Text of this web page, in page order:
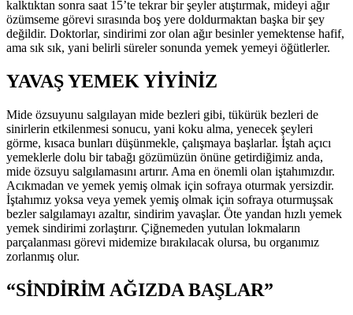
kalktıktan sonra saat 15’te tekrar bir şeyler atıştırmak, mideyi ağır
özümseme görevi sırasında boş yere doldurmaktan başka bir şey
değildir. Doktorlar, sindirimi zor olan ağır besinler yemektense hafif,
ama sık sık, yani belirli süreler sonunda yemek yemeyi öğütlerler.
YAVAŞ YEMEK YİYİNİZ
Mide özsuyunu salgılayan mide bezleri gibi, tükürük bezleri de
sinirlerin etkilenmesi sonucu, yani koku alma, yenecek şeyleri
görme, kısaca bunları düşünmekle, çalışmaya başlarlar. İştah açıcı
yemeklerle dolu bir tabağı gözümüzün önüne getirdiğimiz anda,
mide özsuyu salgılamasını artırır. Ama en önemli olan iştahımızdır.
Acıkmadan ve yemek yemiş olmak için sofraya oturmak yersizdir.
İştahımız yoksa veya yemek yemiş olmak için sofraya oturmuşsak
bezler salgılamayı azaltır, sindirim yavaşlar. Öte yandan hızlı yemek
yemek sindirimi zorlaştırır. Çiğnemeden yutulan lokmaların
parçalanması görevi midemize bırakılacak olursa, bu organımız
zorlanmış olur.
“SİNDİRİM AĞIZDA BAŞLAR”